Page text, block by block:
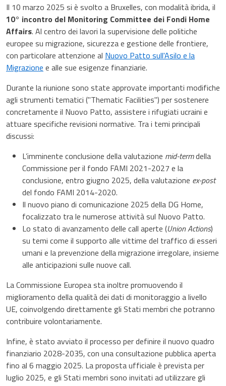
Il 10 marzo 2025 si è svolto a Bruxelles, con modalità ibrida, il
10° incontro del Monitoring Committee dei Fondi Home
Affairs. Al centro dei lavori la supervisione delle politiche
europee su migrazione, sicurezza e gestione delle frontiere,
con particolare attenzione al Nuovo Patto sull'Asilo e la
Migrazione e alle sue esigenze finanziarie.
Durante la riunione sono state approvate importanti modifiche
agli strumenti tematici ("Thematic Facilities") per sostenere
concretamente il Nuovo Patto, assistere i rifugiati ucraini e
attuare specifiche revisioni normative. Tra i temi principali
discussi:
L’imminente conclusione della valutazione mid-termdella
Commissione per il fondo FAMI 2021-2027 e la
conclusione, entro giugno 2025, della valutazione ex-post
del fondo FAMI 2014-2020.
Il nuovo piano di comunicazione 2025 della DG Home,
focalizzato tra le numerose attività sul Nuovo Patto.
Lo stato di avanzamento delle call aperte (Union Actions)
su temi come il supporto alle vittime del traffico di esseri
umani e la prevenzione della migrazione irregolare, insieme
alle anticipazioni sulle nuove call.
La Commissione Europea sta inoltre promuovendo il
miglioramento della qualità dei dati di monitoraggio a livello
UE, coinvolgendo direttamente gli Stati membri che potranno
contribuire volontariamente.
Infine, è stato avviato il processo per definire il nuovo quadro
finanziario 2028-2035, con una consultazione pubblica aperta
fino al 6 maggio 2025. La proposta ufficiale è prevista per
luglio 2025, e gli Stati membri sono invitati ad utilizzare gli